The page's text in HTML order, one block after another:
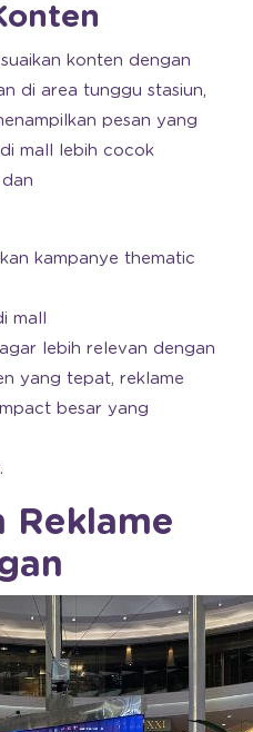
konten dengan
di area tunggu stasiun,
pesan yang
mall lebih cocok
kampanye thematic
mall
lebih relevan dengan
yang tepat, reklame
besar yang
.
Reklame